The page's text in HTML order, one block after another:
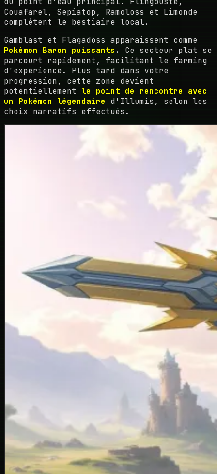
Couafarel, Sepiatop, Ramoloss et Limonde
complètent le bestiaire local.
Gamblast et Flagadoss apparaissent comme
Pokémon Baron puissants . Ce secteur plat se
parcourt rapidement, facilitant le farming
d'expérience. Plus tard dans votre
progression, cette zone devient
potentiellement le point de rencontre avec
un Pokémon légendaire d'Illumis, selon les
choix narratifs effectués.